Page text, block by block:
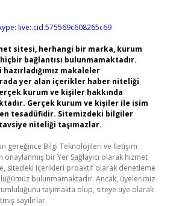
live:.cid.575569c608265c69
sitesi, herhangi bir marka, kurum
bağlantısı bulunmamaktadır.
makaleler
yer alan içerikler haber niteliği
kurum ve kişiler hakkında
Gerçek kurum ve kişiler ile isim
tesadüfidir. Sitemizdeki bilgiler
niteliği taşımazlar.
gereğince Bilgi Teknolojileri ve İletişim
onaylanmış bir Yer Sağlayıcı olarak hizmet
sitedeki içerikleri proaktif olarak denetleme
bulunmamaktadır. Ancak, üyelerimiz
taşımakta olup, siteye üye olarak
sayılırlar.